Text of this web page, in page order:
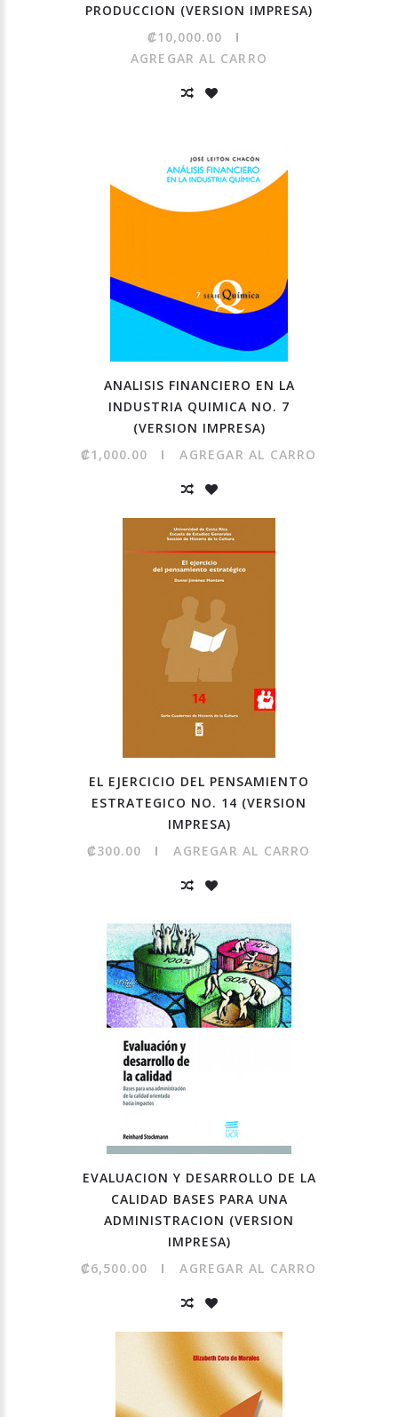
PRODUCCION (VERSION IMPRESA)
₡10,000.00
AGREGAR AL CARRO
ANALISIS FINANCIERO EN LA
INDUSTRIA QUIMICA NO. 7
(VERSION IMPRESA)
₡1,000.00
AGREGAR AL CARRO
EL EJERCICIO DEL PENSAMIENTO
ESTRATEGICO NO. 14 (VERSION
IMPRESA)
₡300.00
AGREGAR AL CARRO
EVALUACION Y DESARROLLO DE LA
CALIDAD BASES PARA UNA
ADMINISTRACION (VERSION
IMPRESA)
₡6,500.00
AGREGAR AL CARRO